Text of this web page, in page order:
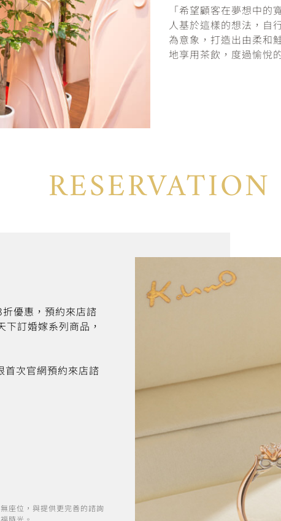
「希望顧客在夢想中
人基於這樣的想法，自
為意象，打造出由柔和
地享用茶飲，度過愉悅
RESERVATION
優惠，預約來店諮
訂婚嫁系列商品，
首次官網預約來店諮
座位，與提供更完善的諮詢
時光。